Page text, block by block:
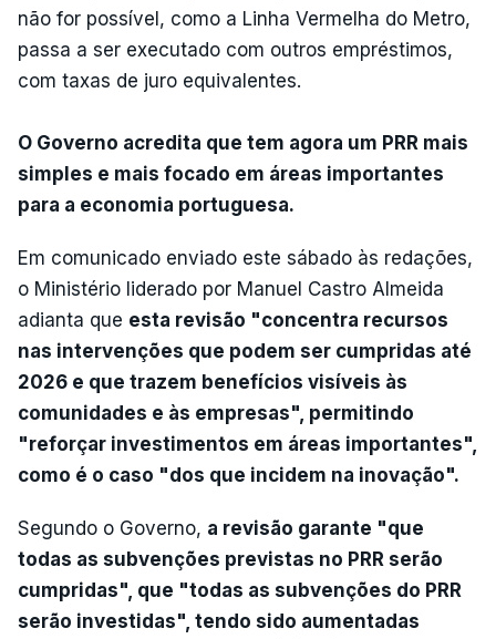
não for possível, como a Linha Vermelha do Metro,
passa a ser executado com outros empréstimos,
com taxas de juro equivalentes.
O Governo acredita que tem agora um PRR mais
simples e mais focado em áreas importantes
para a economia portuguesa.
Em comunicado enviado este sábado às redações,
o Ministério liderado por Manuel Castro Almeida
adianta que esta revisão "concentra recursos
nas intervenções que podem ser cumpridas até
2026 e que trazem benefícios visíveis às
comunidades e às empresas", permitindo
"reforçar investimentos em áreas importantes",
como é o caso "dos que incidem na inovação".
Segundo o Governo, a revisão garante "que
todas as subvenções previstas no PRR serão
cumpridas", que "todas as subvenções do PRR
serão investidas", tendo sido aumentadas